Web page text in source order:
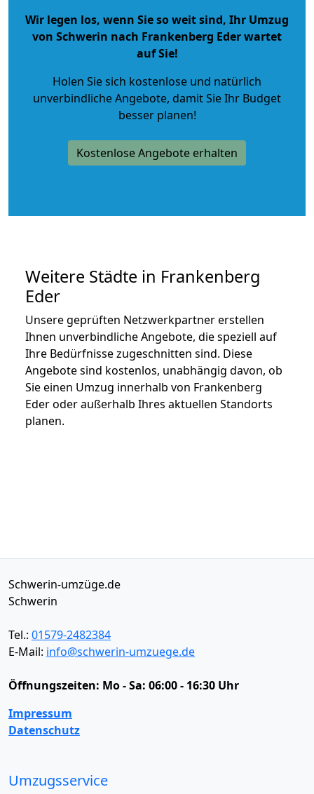
Wir legen los, wenn Sie so weit sind, Ihr Umzug
von Schwerin nach Frankenberg Eder wartet
auf Sie!
Holen Sie sich kostenlose und natürlich
unverbindliche Angebote, damit Sie Ihr Budget
besser planen!
Kostenlose Angebote erhalten
Weitere Städte in Frankenberg
Eder
Unsere geprüften Netzwerkpartner erstellen
Ihnen unverbindliche Angebote, die speziell auf
Ihre Bedürfnisse zugeschnitten sind. Diese
Angebote sind kostenlos, unabhängig davon, ob
Sie einen Umzug innerhalb von Frankenberg
Eder oder außerhalb Ihres aktuellen Standorts
planen.
Schwerin-umzüge.de
Schwerin
Tel.: 01579-2482384
E-Mail: info@schwerin-umzuege.de
Öffnungszeiten: Mo - Sa: 06:00 - 16:30 Uhr
Impressum
Datenschutz
Umzugsservice